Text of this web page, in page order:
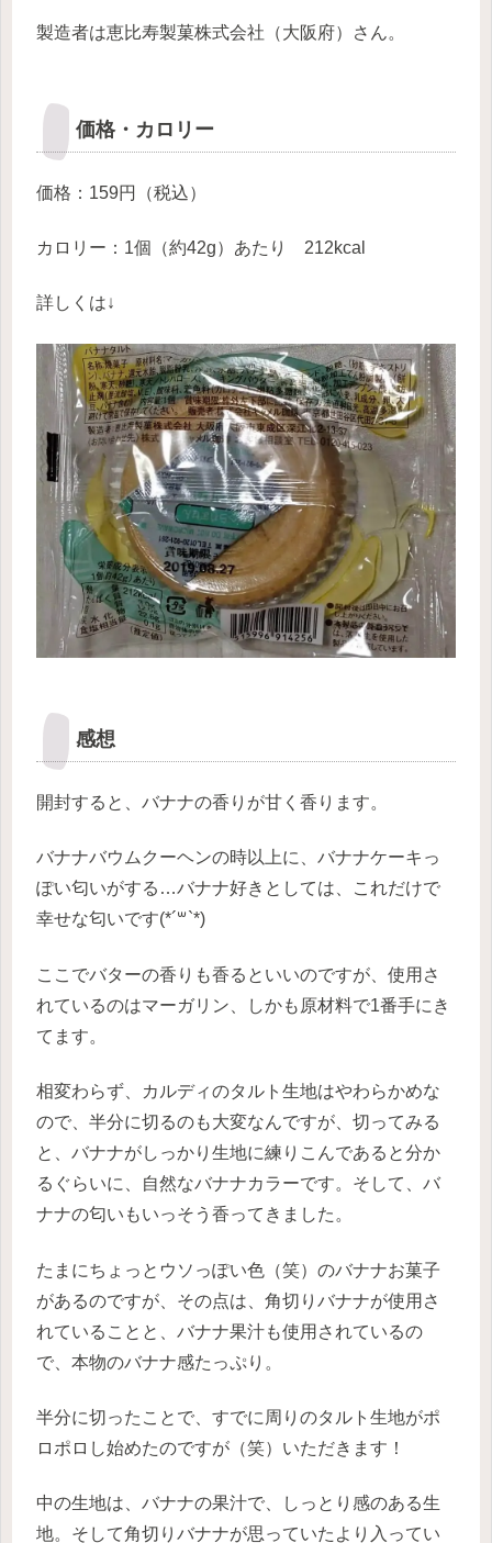
製造者は恵比寿製菓株式会社（大阪府）さん。
価格・カロリー
価格：159円（税込）
カロリー：1個（約42g）あたり 212kcal
詳しくは↓
感想
開封すると、バナナの香りが甘く香ります。
バナナバウムクーヘンの時以上に、バナナケーキっ
ぽい匂いがする…バナナ好きとしては、これだけで
幸せな匂いです(*´꒳`*)
ここでバターの香りも香るといいのですが、使用さ
れているのはマーガリン、しかも原材料で1番手にき
てます。
相変わらず、カルディのタルト生地はやわらかめな
ので、半分に切るのも大変なんですが、切ってみる
と、バナナがしっかり生地に練りこんであると分か
るぐらいに、自然なバナナカラーです。そして、バ
ナナの匂いもいっそう香ってきました。
たまにちょっとウソっぽい色（笑）のバナナお菓子
があるのですが、その点は、角切りバナナが使用さ
れていることと、バナナ果汁も使用されているの
で、本物のバナナ感たっぷり。
半分に切ったことで、すでに周りのタルト生地がポ
ロポロし始めたのですが（笑）いただきます！
中の生地は、バナナの果汁で、しっとり感のある生
地。そして角切りバナナが思っていたより入ってい